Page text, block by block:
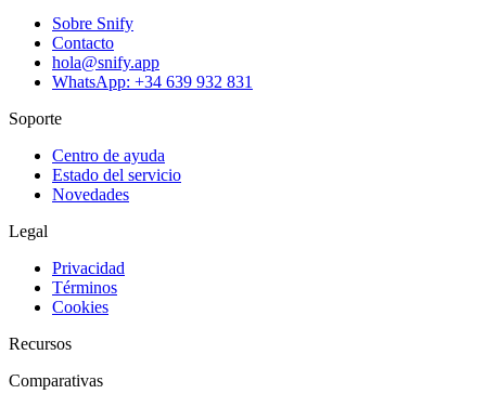
Sobre Snify
Contacto
hola@snify.app
WhatsApp: +34 639 932 831
Soporte
Centro de ayuda
Estado del servicio
Novedades
Legal
Privacidad
Términos
Cookies
Recursos
Comparativas